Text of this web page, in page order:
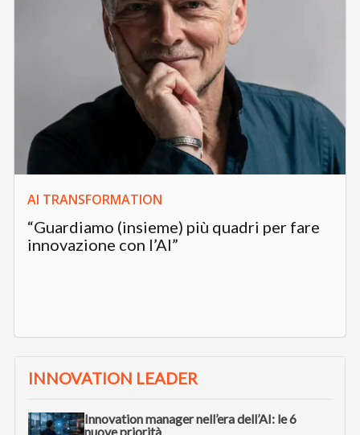
AI TRANSFORMATION
“Guardiamo (insieme) più quadri per fare
innovazione con l’AI”
INNOVATION LEADER
Innovation manager nell’era dell’AI: le 6
nuove priorità